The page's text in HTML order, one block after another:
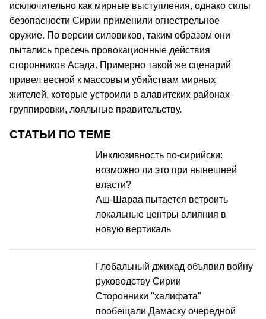
исключительно как мирные выступления, однако силы
безопасности Сирии применили огнестрельное
оружие. По версии силовиков, таким образом они
пытались пресечь провокационные действия
сторонников Асада. Примерно такой же сценарий
привел весной к массовым убийствам мирных
жителей, которые устроили в алавитских районах
группировки, лояльные правительству.
СТАТЬИ ПО ТЕМЕ
Инклюзивность по-сирийски:
возможно ли это при нынешней
власти?
Аш-Шараа пытается встроить
локальные центры влияния в
новую вертикаль
Глобальный джихад объявил войну
руководству Сирии
Сторонники "халифата"
пообещали Дамаску очередной